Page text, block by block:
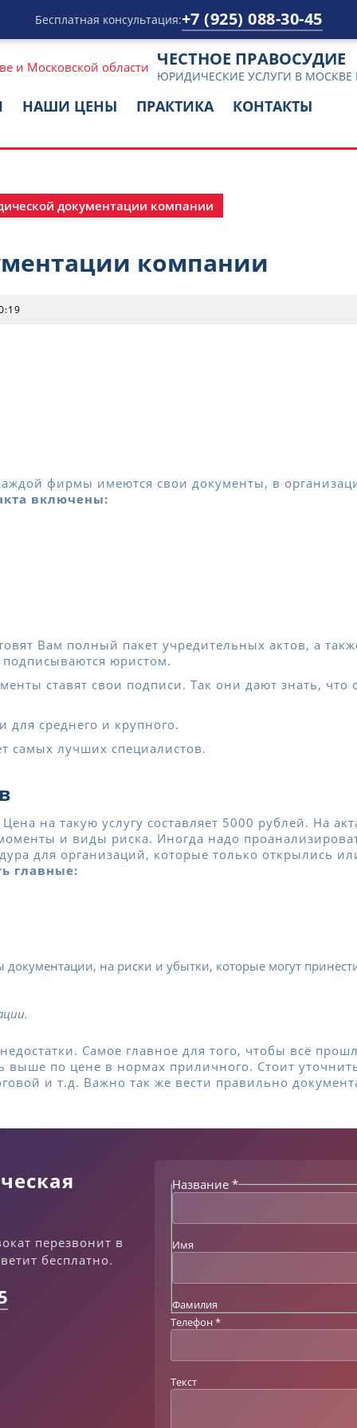
Бесплатная консультация:+7 (925) 088-30-45
ЧЕСТНОЕ ПРАВОСУДИЕ
ЮРИДИЧЕСКИЕ УСЛУГИ В
НАШИ ЦЕНЫ ПРАКТИКА КОНТАКТЫ
документации компании
компании
фирмы имеются свои документы, в
включены:
Вам полный пакет учредительных актов, а
юристом.
ставят свои подписи. Так они дают знать, что
для среднего и крупного.
самых лучших специалистов.
на такую услугу составляет 5000 рублей. На
и виды риска. Иногда надо
для организаций, которые только открылись
главные:
на риски и убытки, которые могут
Самое главное для того, чтобы всё
выше по цене в нормах приличного. Стоит
и т.д. Важно так же вести правильно
перезвонит в
бесплатно.
Т
ф
н
е
к
т
Н
а
Название *
Имя
Фамилия
Телефон*
Текст